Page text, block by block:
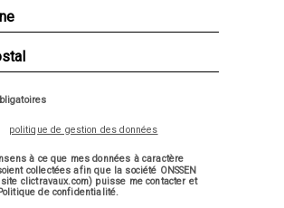
politique de gestion des données
à ce que mes données à caractère
collectées afin que la société ONSSEN
clictravaux.com) puisse me contacter et
de confidentialité.